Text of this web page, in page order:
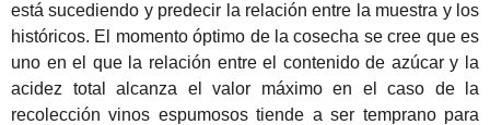
está sucediendo y predecir la relación entre la muestra y los
históricos. El momento óptimo de la cosecha se cree que es
uno en el que la relación entre el contenido de azúcar y la
acidez total alcanza el valor máximo en el caso de la
recolección vinos espumosos tiende a ser temprano para